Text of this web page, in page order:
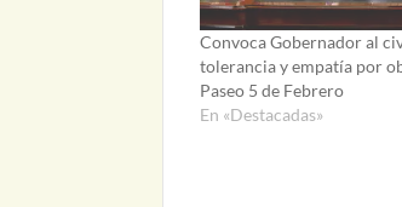
Convoca Gobernador al
tolerancia y empatía por
Paseo 5 de Febrero
En «Destacadas»